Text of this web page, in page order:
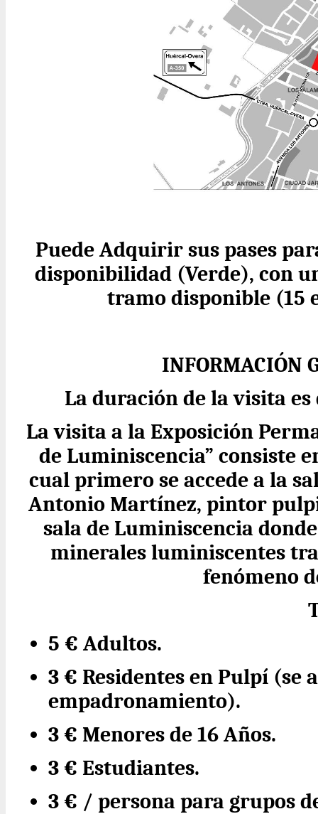
Puede Adquirir sus pases
disponibilidad (Verde), con
tramo disponible (15
INFORMACIÓN
La duración de la visita
La visita a la Exposición
de Luminiscencia” consiste
cual primero se accede a la
Antonio Martínez, pintor
sala de Luminiscencia
minerales luminiscentes
fenómeno
5 € Adultos.
3 € Residentes en Pulpí (se
empadronamiento).
3 € Menores de 16 Años.
3 € Estudiantes.
3 € / persona para grupos